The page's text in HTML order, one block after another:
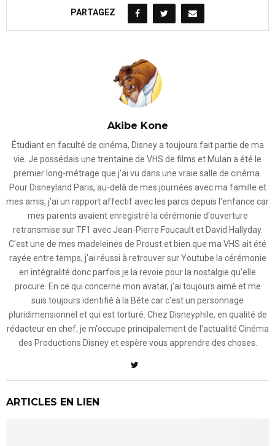
PARTAGEZ
Akibe Kone
Étudiant en faculté de cinéma, Disney a toujours fait partie de ma
vie. Je possédais une trentaine de VHS de films et Mulan a été le
premier long-métrage que j'ai vu dans une vraie salle de cinéma.
Pour Disneyland Paris, au-delà de mes journées avec ma famille et
mes amis, j'ai un rapport affectif avec les parcs depuis l'enfance car
mes parents avaient enregistré la cérémonie d'ouverture
retransmise sur TF1 avec Jean-Pierre Foucault et David Hallyday.
C'est une de mes madeleines de Proust et bien que ma VHS ait été
rayée entre temps, j'ai réussi à retrouver sur Youtube la cérémonie
en intégralité donc parfois je la revoie pour la nostalgie qu'elle
procure. En ce qui concerne mon avatar, j'ai toujours aimé et me
suis toujours identifié à la Bête car c'est un personnage
pluridimensionnel et qui est torturé. Chez Disneyphile, en qualité de
rédacteur en chef, je m'occupe principalement de l'actualité Cinéma
des Productions Disney et espère vous apprendre des choses.
ARTICLES EN LIEN